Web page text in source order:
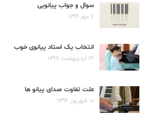
سوال و جواب پیانویی
۶ مهر ۱۳۹۹
انتخاب یک استاد پیانوی خوب
۳۱ اردیبهشت ۱۳۹۷
علت تفاوت صدای پیانو ها
۱۰ شهریور ۱۳۹۶